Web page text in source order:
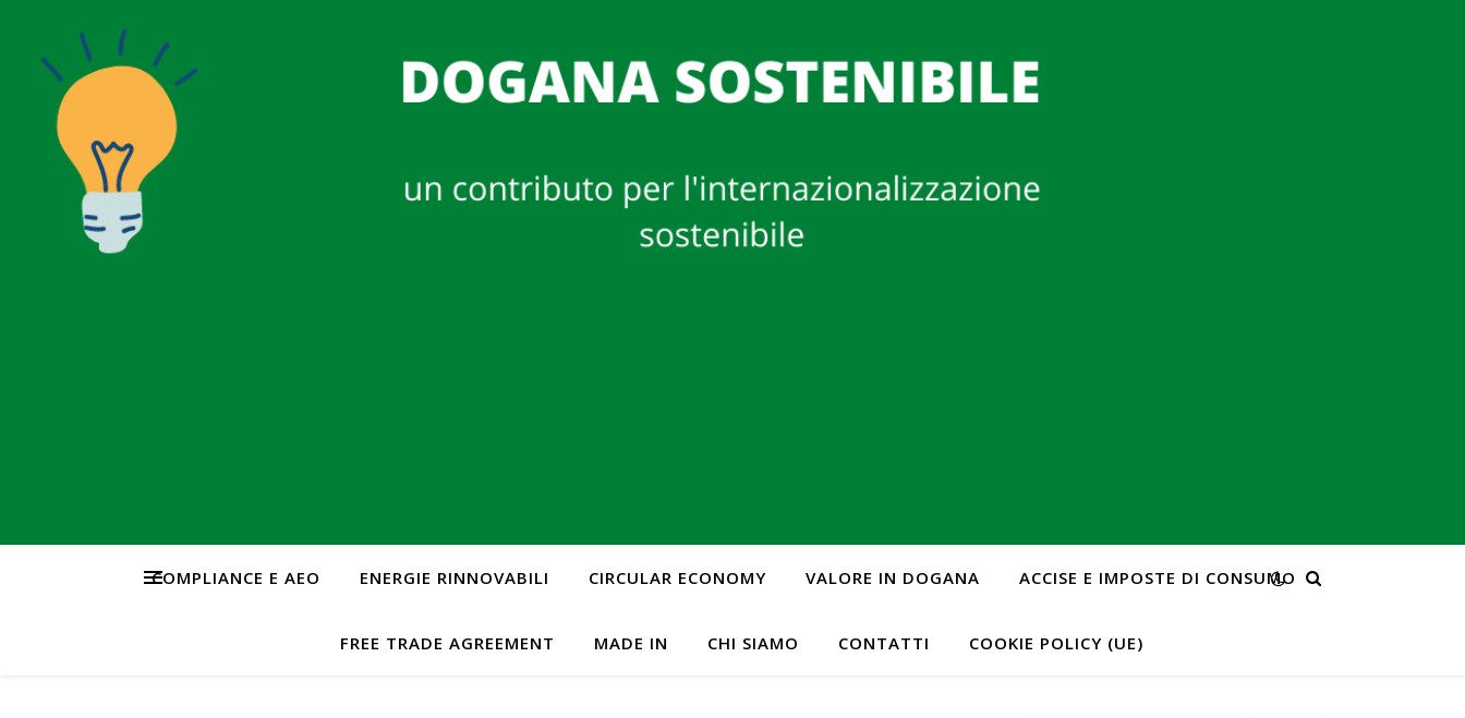
COMPLIANCE E AEO ENERGIE RINNOVABILI CIRCULAR ECONOMY VALORE IN DOGANA ACCISE E IMPOSTE DI CONSUMO
FREE TRADE AGREEMENT MADE IN CHI SIAMO CONTATTI COOKIE POLICY (UE)